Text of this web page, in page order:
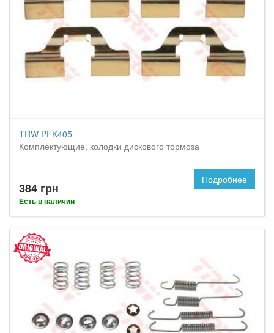
TRW PFK405
Комплектующие, колодки дискового тормоза
384 грн
Есть в наличии
Подробнее